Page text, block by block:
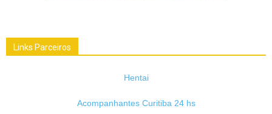
Links Parceiros
Hentai
Acompanhantes Curitiba 24 hs